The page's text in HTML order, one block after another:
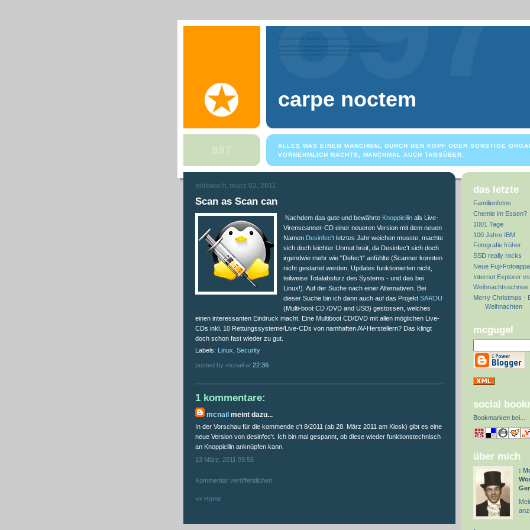
carpe noctem
ALLES WAS EINEM MANCHMAL DURCH DEN KOPF ODER SONSTIGE
VORNEHMLICH NACHTS, MANCHMAL AUCH TAGSÜBER.
mittwoch, märz 02, 2011
Scan as Scan can
Nachdem das gute und bewährte Knoppicilin als Live-
Virenscanner-CD einer neueren Version mit dem neuen
Namen Desinfec't letztes Jahr weichen musste, machte
sich doch leichter Unmut breit, da Desinfec't sich doch
irgendwie mehr wie "Defec't" anfühlte (Scanner konnten
nicht gestartet werden, Updates funktionierten nicht,
teilweise Totalabsturz des Systems - und das bei
Linux!). Auf der Suche nach einer Alternativen. Bei
dieser Suche bin ich dann auch auf das ProjektSARDU
(Multi-boot CD /DVD and USB) gestossen, welches
einen interessanten Eindruck macht. Eine Multiboot CD/DVD mit allen möglichen Live-
CDs inkl. 10 Rettungssysteme/Live-CDs von namhaften AV-Herstellern? Das klingt
doch schon fast wieder zu gut.
Labels: Linux Security
posted by mcnail at 22:36
1 kommentare:
mcnail meint dazu...
In der Vorschau für die kommende c't 8/2011 (ab 28. März 2011 am Kiosk) gibt es eine
neue Version von desinfec't. Ich bin mal gespannt, ob diese wieder funktionstechnisch
an Knoppicilin anknüpfen kann.
13 März, 2011 09:56
Kommentar veröffentlichen
<< Home
das letzte
Familienfotos
Chemie im Essen?
1001 Tage
100 Jahre IBM
Fotografie früher
SSD really rocks
Neue Fuji-
Internet Explorer
Weihnachtsschnee
Merry Christmas -
Weihnachten
mcgugel
social
Bookmarken bei
über mich
: